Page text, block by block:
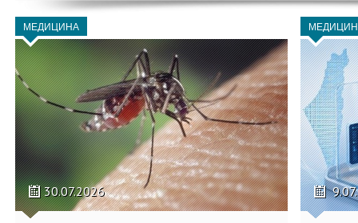
МЕДИЦИНА
30.07.2026